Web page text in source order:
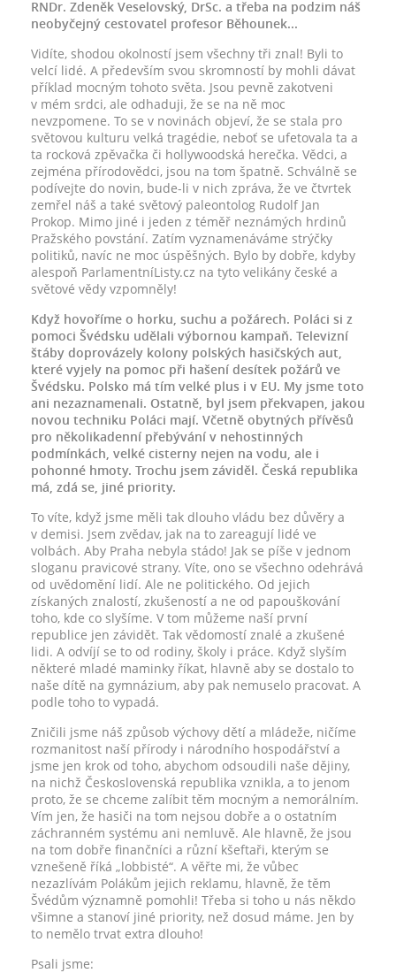
RNDr. Zdeněk Veselovský, DrSc. a třeba na podzim náš
neobyčejný cestovatel profesor Běhounek...
Vidíte, shodou okolností jsem všechny tři znal! Byli to
velcí lidé. A především svou skromností by mohli dávat
příklad mocným tohoto světa. Jsou pevně zakotveni
v mém srdci, ale odhaduji, že se na ně moc
nevzpomene. To se v novinách objeví, že se stala pro
světovou kulturu velká tragédie, neboť se ufetovala ta a
ta rocková zpěvačka či hollywoodská herečka. Vědci, a
zejména přírodovědci, jsou na tom špatně. Schválně se
podívejte do novin, bude-li v nich zpráva, že ve čtvrtek
zemřel náš a také světový paleontolog Rudolf Jan
Prokop. Mimo jiné i jeden z téměř neznámých hrdinů
Pražského povstání. Zatím vyznamenáváme strýčky
politiků, navíc ne moc úspěšných. Bylo by dobře, kdyby
alespoň ParlamentníListy.cz na tyto velikány české a
světové vědy vzpomněly!
Když hovoříme o horku, suchu a požárech. Poláci si z
pomoci Švédsku udělali výbornou kampaň. Televizní
štáby doprovázely kolony polských hasičských aut,
které vyjely na pomoc při hašení desítek požárů ve
Švédsku. Polsko má tím velké plus i v EU. My jsme toto
ani nezaznamenali. Ostatně, byl jsem překvapen, jakou
novou techniku Poláci mají. Včetně obytných přívěsů
pro několikadenní přebývání v nehostinných
podmínkách, velké cisterny nejen na vodu, ale i
pohonné hmoty. Trochu jsem záviděl. Česká republika
má, zdá se, jiné priority.
To víte, když jsme měli tak dlouho vládu bez důvěry a
v demisi. Jsem zvědav, jak na to zareagují lidé ve
volbách. Aby Praha nebyla stádo! Jak se píše v jednom
sloganu pravicové strany. Víte, ono se všechno odehrává
od uvědomění lidí. Ale ne politického. Od jejich
získaných znalostí, zkušeností a ne od papouškování
toho, kde co slyšíme. V tom můžeme naší první
republice jen závidět. Tak vědomostí znalé a zkušené
lidi. A odvíjí se to od rodiny, školy i práce. Když slyším
některé mladé maminky říkat, hlavně aby se dostalo to
naše dítě na gymnázium, aby pak nemuselo pracovat. A
podle toho to vypadá.
Zničili jsme náš způsob výchovy dětí a mládeže, ničíme
rozmanitost naší přírody i národního hospodářství a
jsme jen krok od toho, abychom odsoudili naše dějiny,
na nichž Československá republika vznikla, a to jenom
proto, že se chceme zalíbit těm mocným a nemorálním.
Vím jen, že hasiči na tom nejsou dobře a o ostatním
záchranném systému ani nemluvě. Ale hlavně, že jsou
na tom dobře finančníci a různí kšeftaři, kterým se
vznešeně říká „lobbisté“. A věřte mi, že vůbec
nezazlívám Polákům jejich reklamu, hlavně, že těm
Švédům významně pomohli! Třeba si toho u nás někdo
všimne a stanoví jiné priority, než dosud máme. Jen by
to nemělo trvat extra dlouho!
Psali jsme: